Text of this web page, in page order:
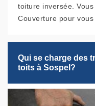
toiture inversée.
Couverture pour
Qui se charge des
toits à Sospel?